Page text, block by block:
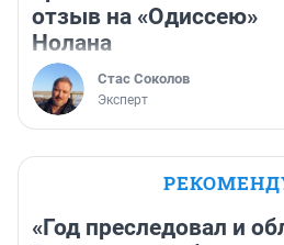
отзыв на «Одиссею»
Нолана
Стас Соколов
Эксперт
«Год преследовал и